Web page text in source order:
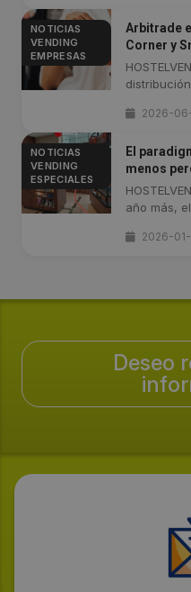
NOTICIAS
VENDING
EMPRESAS
Arbitrade
Corner y
cadena
2026-
NOTICIAS
VENDING
ESPECIALES
El
menos
año más,
2026-
Deseo